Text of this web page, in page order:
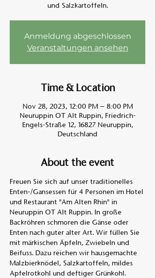
und Salzkartoffeln.
Anmeldung abgeschlossen
Veranstaltungen ansehen
Time & Location
Nov 28, 2023, 12:00 PM – 8:00 PM
Neuruppin OT Alt Ruppin, Friedrich-
Engels-Straße 12, 16827 Neuruppin,
Deutschland
About the event
Freuen Sie sich auf unser traditionelles
Enten-/Gansessen für 4 Personen im Hotel
und Restaurant "Am Alten Rhin" in
Neuruppin OT Alt Ruppin. In große
Backröhren schmoren die Gänse oder
Enten nach guter alter Art. Wir füllen Sie
mit märkischen Äpfeln, Zwiebeln und
Beifuss. Dazu reichen wir hausgemachte
Malzbierknödel, Salzkartoffeln, mildes
Apfelrotkohl und deftiger Grünkohl.